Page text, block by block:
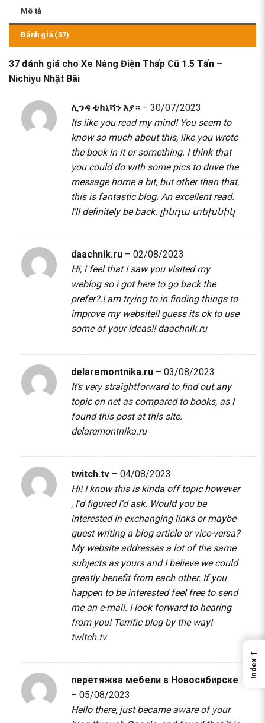
Mô tả
Đánh giá (37)
37 đánh giá cho Xe Nâng Điện Thấp Cũ 1.5 Tấn –
Nichiyu Nhật Bãi
ሊንዳ ቴክኒሻን እያ። – 30/07/2023
Its like you read my mind! You seem to
know so much about this, like you wrote
the book in it or something. I think that
you could do with some pics to drive the
message home a bit, but other than that,
this is fantastic blog. An excellent read.
I’ll definitely be back. լինդա տեխնիկ
daachnik.ru – 02/08/2023
Hi, i feel that i saw you visited my
weblog so i got here to go back the
prefer?.I am trying to in finding things to
improve my website!I guess its ok to use
some of your ideas!!daachnik.ru
delaremontnika.ru – 03/08/2023
It’s very straightforward to find out any
topic on net as compared to books, as I
found this post at this site.
delaremontnika.ru
twitch.tv – 04/08/2023
Hi! I know this is kinda off topic however
, I’d figured I’d ask. Would you be
interested in exchanging links or maybe
guest writing a blog article or vice-versa?
My website addresses a lot of the same
subjects as yours and I believe we could
greatly benefit from each other. If you
happen to be interested feel free to send
me an e-mail. I look forward to hearing
from you! Terrific blog by the way!
twitch.tv
перетяжка мебели в Новосибирске
– 05/08/2023
Hello there, just became aware of your
←
Index